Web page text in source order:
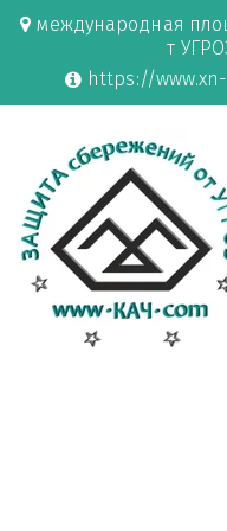
международная
т
https://